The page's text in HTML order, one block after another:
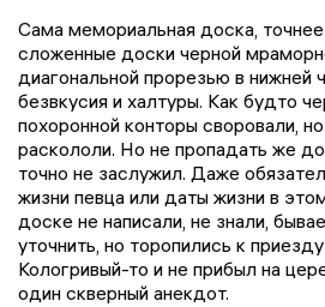
Сама мемориальная доска,
сложенные доски черной
диагональной прорезью в нижней
безвкусия и халтуры. Как будто
похоронной конторы своровали,
раскололи. Но не пропадать же
точно не заслужил. Даже
жизни певца или даты жизни в
доске не написали, не знали,
уточнить, но торопились к
Кологривый-то и не прибыл на
один скверный анекдот.